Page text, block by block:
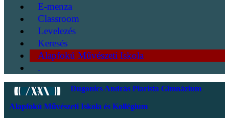
E-menza
Classroom
Levelezés
Keresés
Alapfokú Művészeti Iskola
.
Dugonics András Piarista Gimnázium
Alapfokú Művészeti Iskola és Kollégium